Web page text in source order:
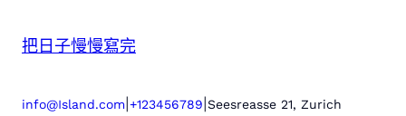
把日子慢慢寫完
info@Island.com +123456789 Seesreasse 21, Zurich